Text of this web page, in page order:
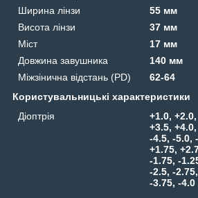
Ширина лінзи
55 мм
Висота лінзи
37 мм
Міст
17 мм
Довжина завушника
140 мм
Міжзінична відстань (PD)
62-64
Користувальницькі характеристики
Діоптрія
+1.0,
+3.5,
-4.5, -5.0,
+1.75,
-1.75, -
-2.5, -
-3.75, -4.0